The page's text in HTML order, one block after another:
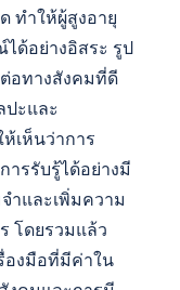
ทำให้ผู้สูงอายุ
ด้อย่างอิสระ รูป
อทางสังคมที่ดี
ปะและ
เห็นว่าการ
ารรับรู้ได้อย่างมี
ำและเพิ่มความ
โดยรวมแล้ว
องมือที่มีค่าใน